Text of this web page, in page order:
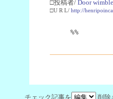
□投稿者/ Door
□U R L/ http://
%%
チェック記事を 削除